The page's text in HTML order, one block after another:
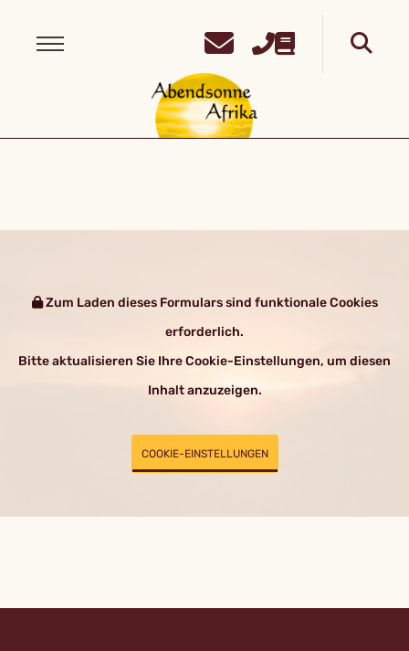
Zum Laden dieses Formulars sind funktionale Cookies
erforderlich.
Bitte aktualisieren Sie Ihre Cookie-Einstellungen, um diesen
Inhalt anzuzeigen.
COOKIE-EINSTELLUNGEN